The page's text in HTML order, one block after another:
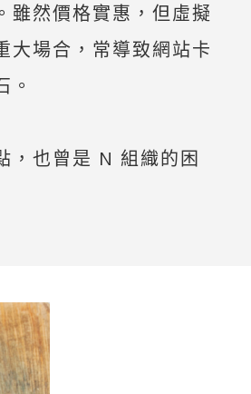
雖然價格實惠，但虛擬
大場合，常導致網站卡
。
，也曾是 N 組織的困